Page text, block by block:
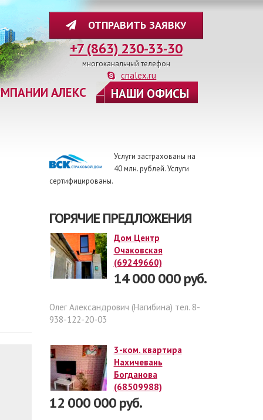
ОТПРАВИТЬ ЗАЯВКУ
+7 (863) 230-33-30
многоканальный телефон
cnalex.ru
АЛЕКС НАШИ ОФИСЫ
Услуги застрахованы на
40 млн. рублей. Услуги
сертифицированы.
ГОРЯЧИЕ ПРЕДЛОЖЕНИЯ
Дом Центр
Очаковская
(69249660)
14 000 000 руб.
Олег Александрович (Нагибина) тел. 8-
938-122-20-03
3-ком. квартира
Нахичевань
Богданова
(68509988)
12 000 000 руб.